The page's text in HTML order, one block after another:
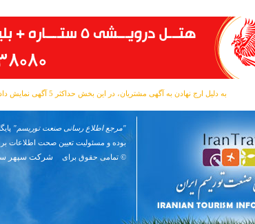
به دلیل ارج نهادن به آگهی مشتریان، در این بخش حداکثر 5 آگهی نمایش داده می شود و از پذیرش تعداد آگهی بیشتر معذوریم.
"مرجع اطلاع رسانی صنعت توریسم"
بوده و مسئوليت تعیین صحت اطلاعات بر
© تمامی حقوق برای
شرکت سپهر